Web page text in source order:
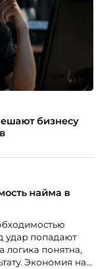
бизнесу
найма в
удар попадают
логика понятна,
Экономия на